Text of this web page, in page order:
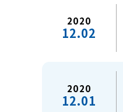
2020
12.02
2020
12.01